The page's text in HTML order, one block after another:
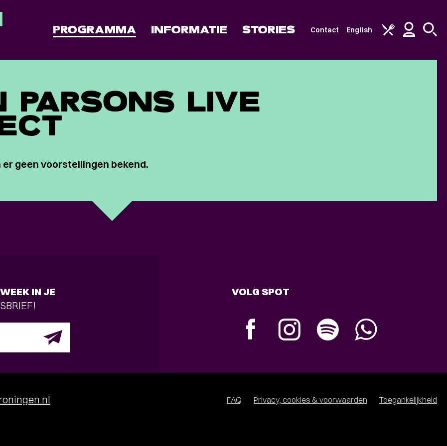
PROGRAMMA INFORMATIE STORIES Contact English
PARSONS LIVE
geen voorstellingen bekend.
IN JE
VOLG SPOT
FAQ Privacy, cookies & voorwaarden Toegankelijkheid